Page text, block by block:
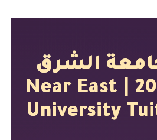
الشرق
الأدنى 2026 | Near East
University